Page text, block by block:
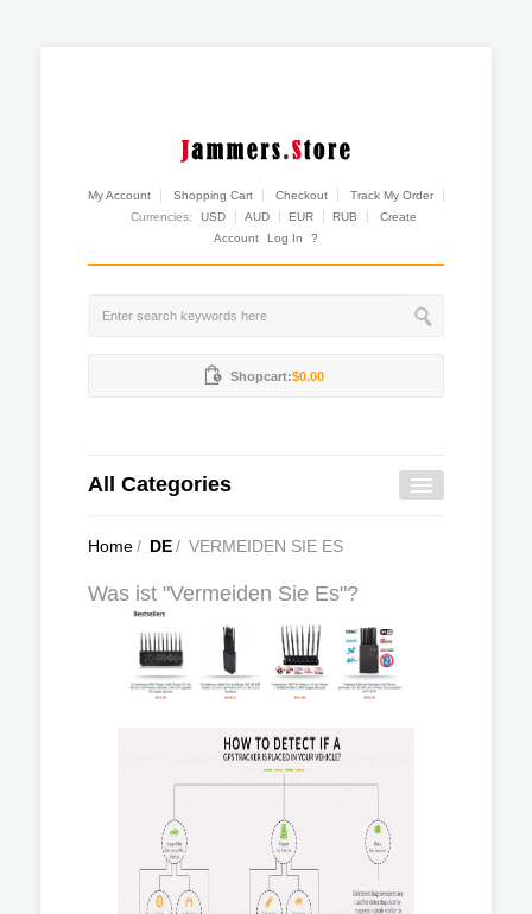
My Account Shopping Cart Checkout
Track My Order
Currencies:
USD AUD EUR RUB
Create
Account
Log In ?
Shopcart:$0.00
All Categories
Home/ DE/ VERMEIDEN SIE ES
Was ist "Vermeiden Sie Es"?